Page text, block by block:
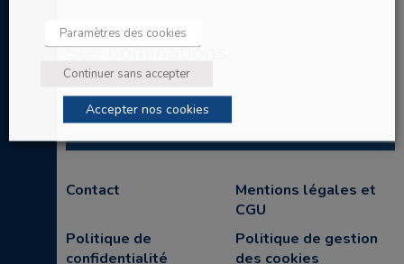
Ses nominations
Contact
Mentions légales et
CGU
Politique de
confidentialité
Politique de gestion
des cookies
Paramètres des cookies
Continuer sans accepter
Accepter nos cookies